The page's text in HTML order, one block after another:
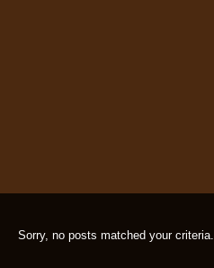
Sorry, no posts matched your criteria.